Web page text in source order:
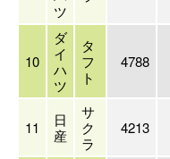
ツ
10
ダ
イ
ハ
ツ
タ
フ
ト
4788
11
日
産
サ
ク
ラ
4213